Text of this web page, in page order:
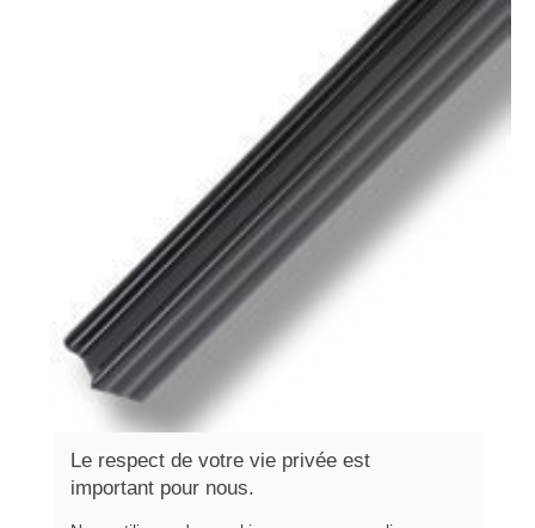
Le respect de votre vie privée est
important pour nous.